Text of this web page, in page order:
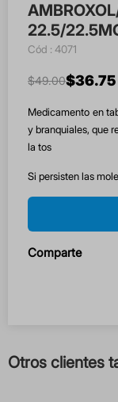
22.5/
: 4071
$49.00$36.75
Medicamento en
y branquiales, que
la tos
Si persisten las
Comparte
Otros clientes